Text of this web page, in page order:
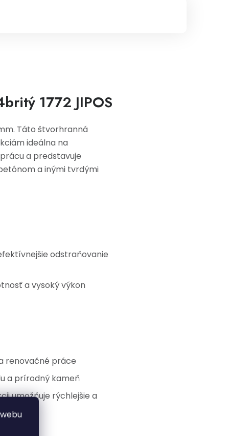
1772 JIPOS
Táto štvorhranná
ideálna na
a predstavuje
a inými tvrdými
odstraňovanie
a vysoký výkon
renovačné práce
a prírodný kameň
umožňuje rýchlejšie a